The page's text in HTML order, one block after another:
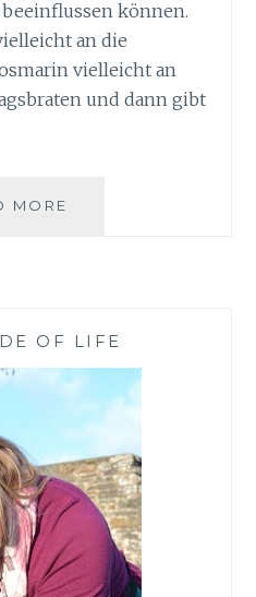
können.
an die
vielleicht an
und dann gibt
MORE
VON
LUXUS
OF LIFE